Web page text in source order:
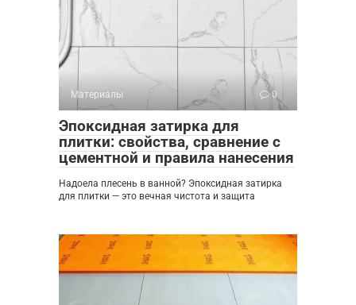
Материалы 0
Эпоксидная затирка для
плитки: свойства, сравнение с
цементной и правила нанесения
Надоела плесень в ванной? Эпоксидная затирка
для плитки — это вечная чистота и защита